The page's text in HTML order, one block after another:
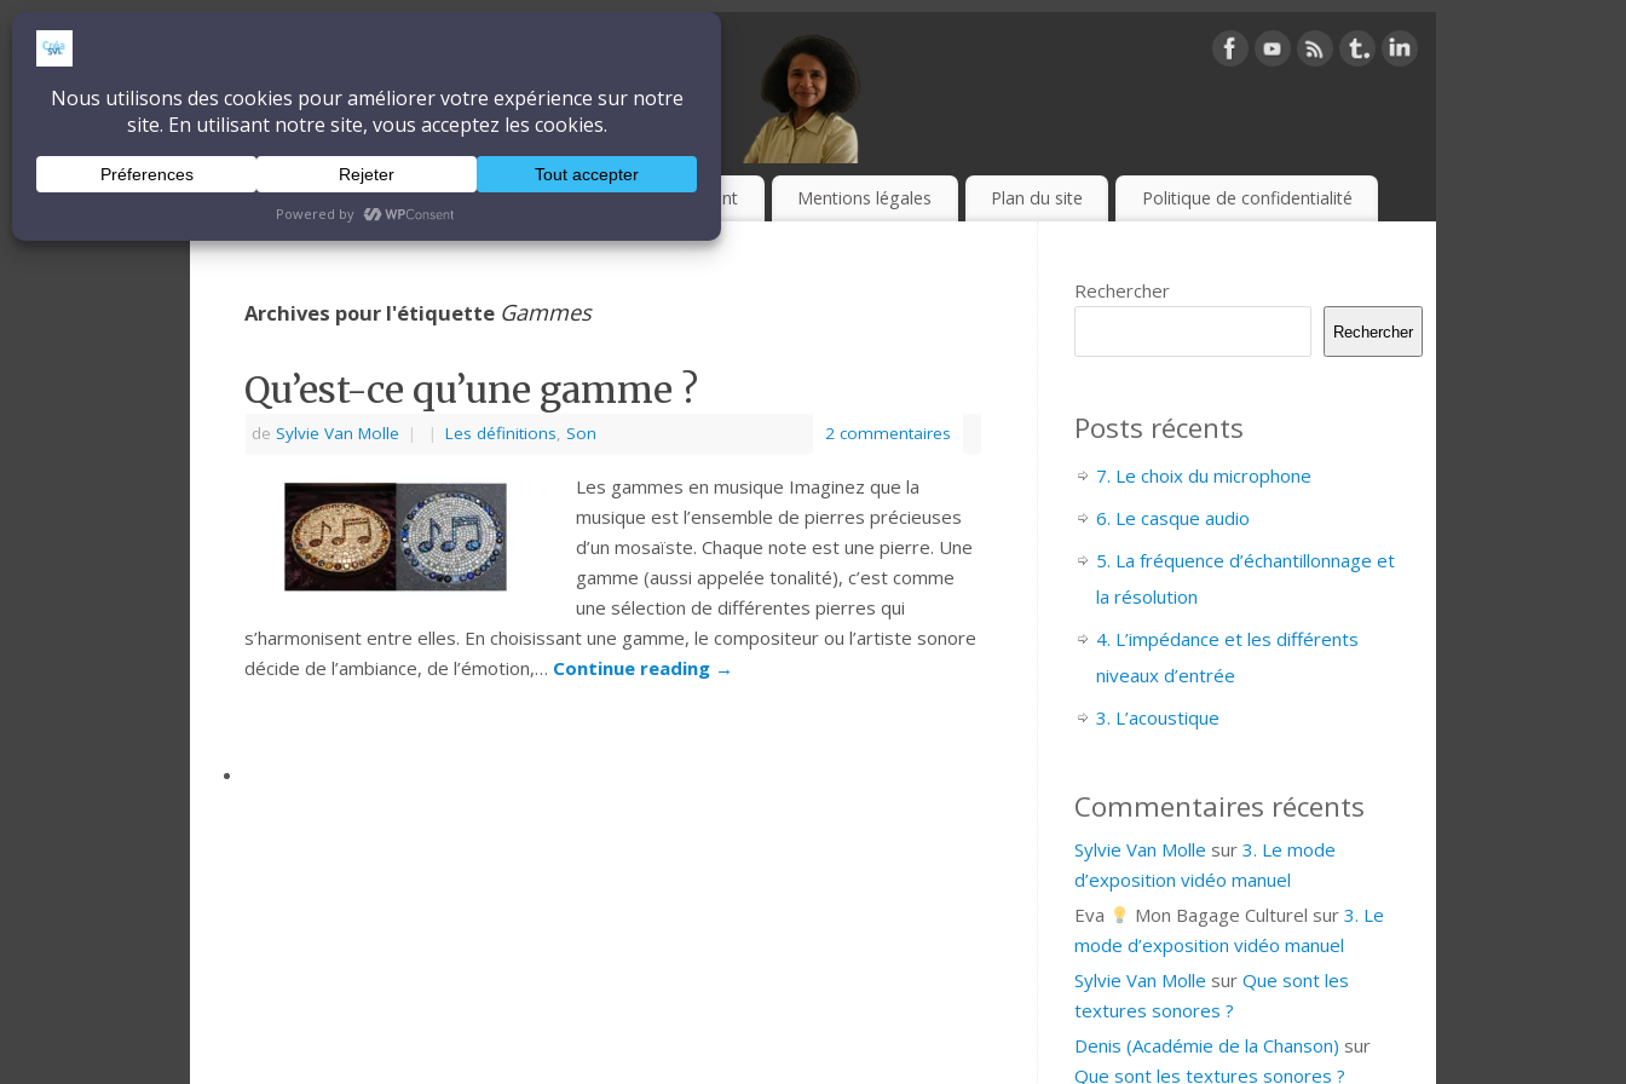
CréaSonVidéoLumière
DÉCOUVRONS ENSEMBLE L'ART ET LA TECHNIQUE
Accueil À propos Blog Culture Event Mentions légales Plan du site Politique de confidentialité
Archives pour l'étiquette Gammes
Qu’est-ce qu’une gamme ?
de Sylvie Van Molle | | Les définitions, Son 2 commentaires
Les gammes en musique Imaginez que la
musique est l’ensemble de pierres précieuses
d’un mosaïste. Chaque note est une pierre. Une
gamme (aussi appelée tonalité), c’est comme
une sélection de différentes pierres qui
s’harmonisent entre elles. En choisissant une gamme, le compositeur ou l’artiste sonore
décide de l’ambiance, de l’émotion,… Continue reading →
Rechercher
Rechercher
Posts récents
7. Le choix du microphone
6. Le casque audio
5. La fréquence d’échantillonnage et
la résolution
4. L’impédance et les différents
niveaux d’entrée
3. L’acoustique
Commentaires récents
Sylvie Van Molle sur 3. Le mode
d’exposition vidéo manuel
Eva
Mon Bagage Culturel sur3. Le
mode d’exposition vidéo manuel
Sylvie Van Molle sur Que sont les
textures sonores ?
Denis (Académie de la Chanson) sur
Que sont les textures sonores ?